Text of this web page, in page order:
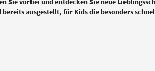
bereits ausgestellt, für Kids die besonders